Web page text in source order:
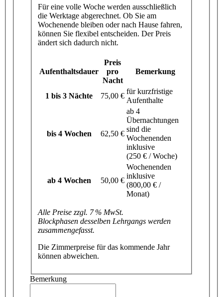
Für eine volle Woche werden ausschließlich
die Werktage abgerechnet. Ob Sie am
Wochenende bleiben oder nach Hause fahren,
können Sie flexibel entscheiden. Der Preis
ändert sich dadurch nicht.
Aufenthaltsdauer
Preis
pro
Nacht
Bemerkung
1 bis 3 Nächte 75,00 €
für kurzfristige
Aufenthalte
bis 4 Wochen 62,50 €
ab 4
Übernachtungen
sind die
Wochenenden
inklusive
(250 € / Woche)
ab 4 Wochen 50,00 €
Wochenenden
inklusive
(800,00 € /
Monat)
Alle Preise zzgl. 7 % MwSt.
Blockphasen desselben Lehrgangs werden
zusammengefasst.
Die Zimmerpreise für das kommende Jahr
können abweichen.
Bemerkung